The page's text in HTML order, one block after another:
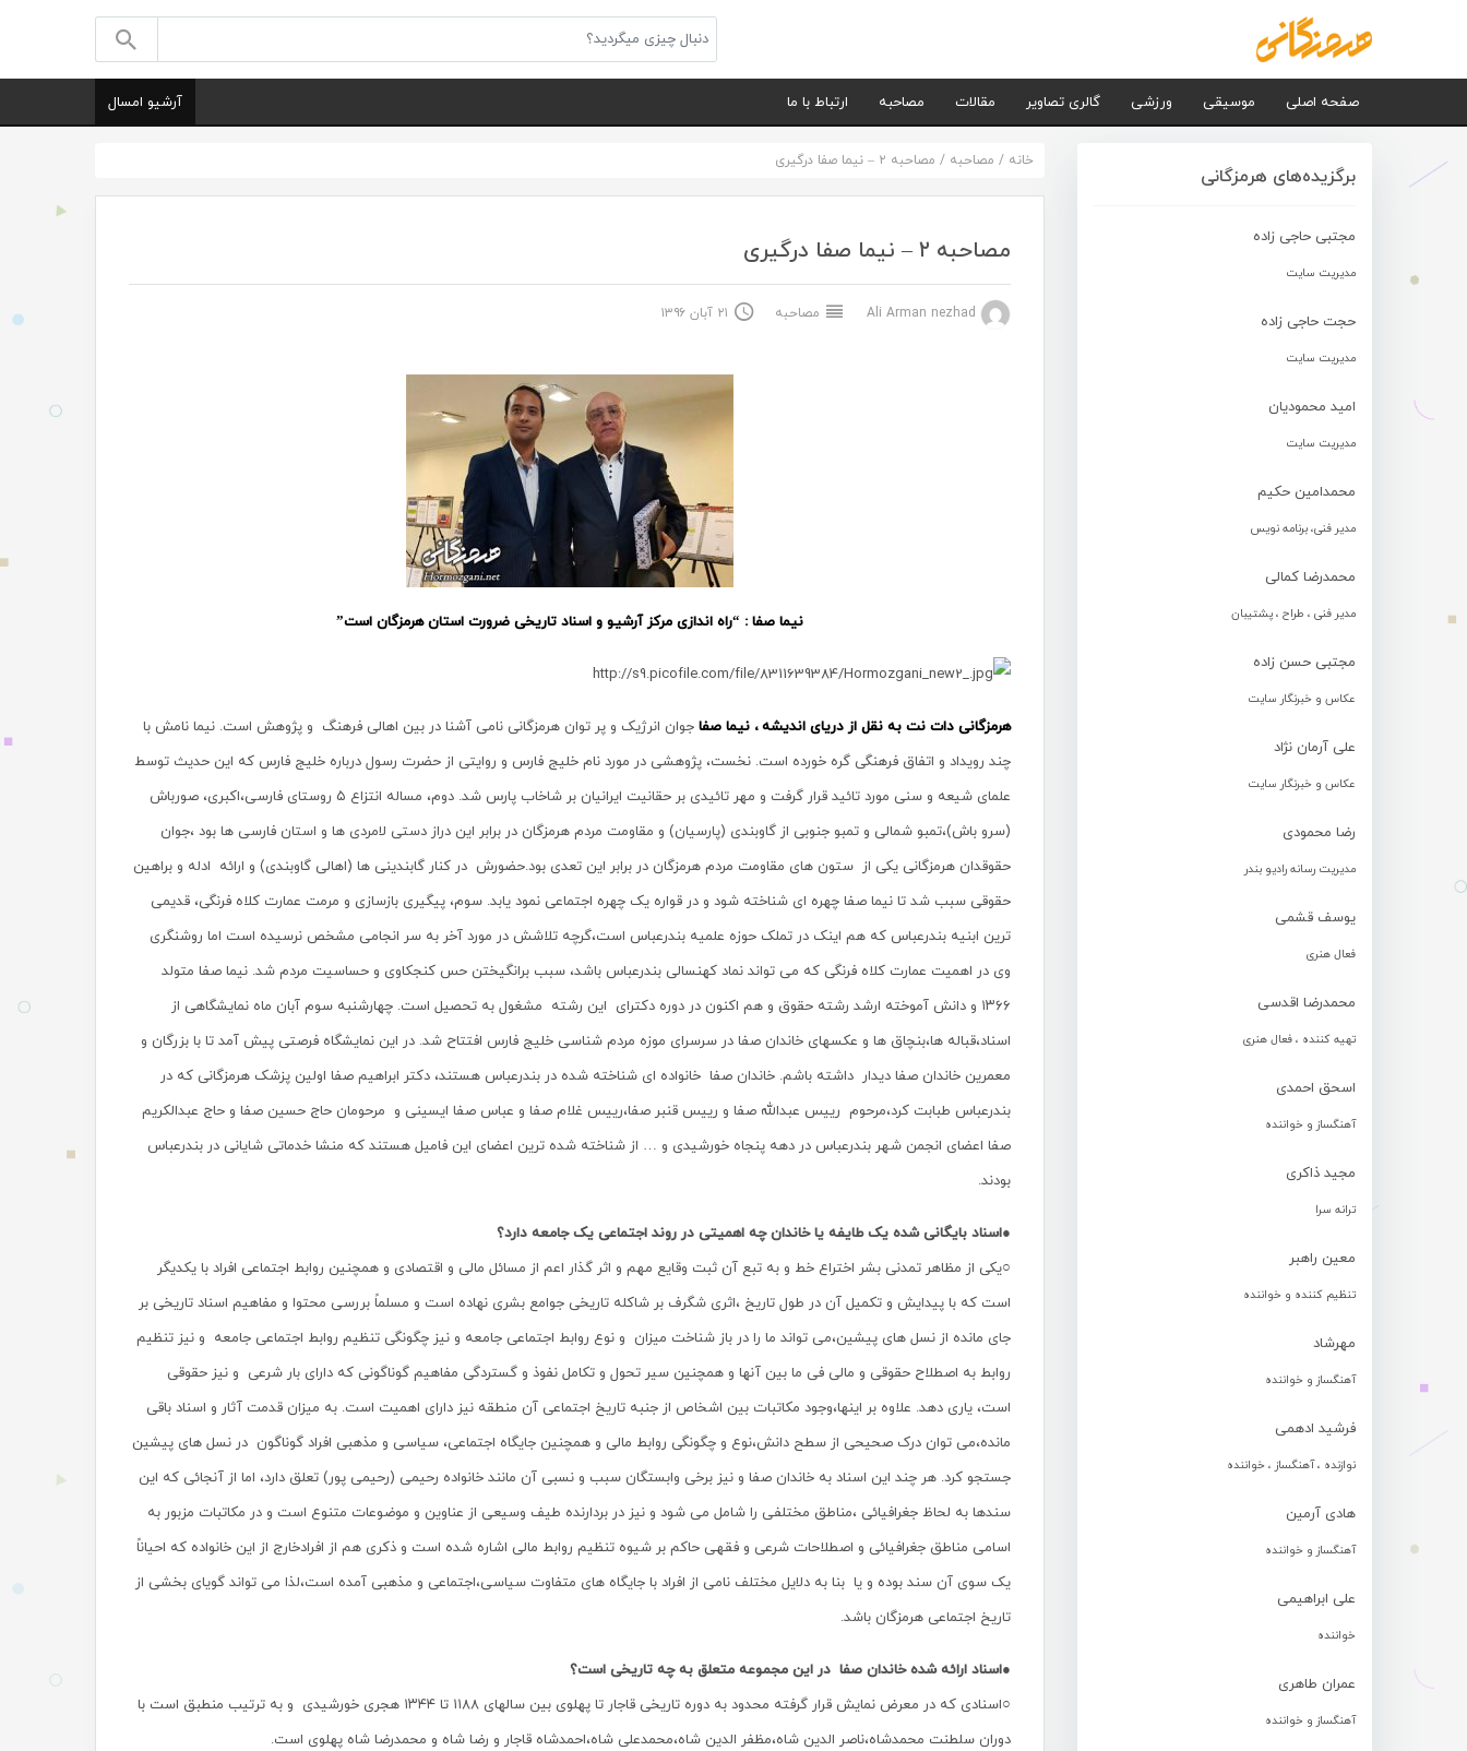
صفحه اصلی موسیقی ورزشی گالری تصاویر مقالات مصاحبه ارتباط با ما آرشیو امسال
برگزیده‌های هرمزگانی
مجتبی حاجی زاده
مدیریت سایت
حجت حاجی زاده
مدیریت سایت
امید محمودیان
مدیریت سایت
محمدامین حکیم
مدیر فنی، برنامه نویس
محمدرضا کمالی
مدیر فنی ، طراح ، پشتیبان
مجتبی حسن زاده
عکاس و خبرنگار سایت
علی آرمان نژاد
عکاس و خبرنگار سایت
رضا محمودی
مدیریت رسانه رادیو بندر
یوسف قشمی
فعال هنری
محمدرضا اقدسی
تهیه کننده ، فعال هنری
اسحق احمدی
آهنگساز و خواننده
مجید ذاکری
ترانه سرا
معین راهبر
تنظیم کننده و خواننده
مهرشاد
آهنگساز و خواننده
فرشید ادهمی
نوازنده ، آهنگساز ، خواننده
هادی آرمین
آهنگساز و خواننده
علی ابراهیمی
خواننده
عمران طاهری
آهنگساز و خواننده
خانه / مصاحبه / مصاحبه ۲ – نیما صفا درگیری
مصاحبه ۲ – نیما صفا درگیری
مصاحبه ۲۱ آبان ۱۳۹۶
نیما صفا : “راه اندازی مرکز آرشیو و اسناد تاریخی ضرورت استان هرمزگان است”
هرمزگانی دات نت به نقل از دریای اندیشه ، نیما صفا جوان انرژیک و پر توان هرمزگانی نامی آشنا در بین اهالی فرهنگ و پژوهش است. نیما نامش با
چند رویداد و اتفاق فرهنگی گره خورده است. نخست، پژوهشی در مورد نام خلیج فارس و روایتی از حضرت رسول درباره خلیج فارس که این حدیث توسط
علمای شیعه و سنی مورد تائید قرار گرفت و مهر تائیدی بر حقانیت ایرانیان بر شاخاب پارس شد. دوم، مساله انتزاع ۵ روستای فارسی،اکبری، صورباش
(سرو باش)،تمبو شمالی و تمبو جنوبی از گاوبندی (پارسیان) و مقاومت مردم هرمزگان در برابر این دراز دستی لامردی ها و استان فارسی ها بود ،جوان
حقوقدان هرمزگانی یکی از ستون های مقاومت مردم هرمزگان در برابر این تعدی بود.حضورش در کنار گابندینی ها (اهالی گاوبندی) و ارائه ادله و براهین
حقوقی سبب شد تا نیما صفا چهره ای شناخته شود و در قواره یک چهره اجتماعی نمود یابد. سوم، پیگیری بازسازی و مرمت عمارت کلاه فرنگی، قدیمی
ترین ابنیه بندرعباس که هم اینک در تملک حوزه علمیه بندرعباس است،گرچه تلاشش در مورد آخر به سر انجامی مشخص نرسیده است اما روشنگری
وی در اهمیت عمارت کلاه فرنگی که می تواند نماد کهنسالی بندرعباس باشد، سبب برانگیختن حس کنجکاوی و حساسیت مردم شد. نیما صفا متولد
۱۳۶۶ و دانش آموخته ارشد رشته حقوق و هم اکنون در دوره دکترای این رشته مشغول به تحصیل است. چهارشنبه سوم آبان ماه نمایشگاهی از
اسناد،قباله ها،بنچاق ها و عکسهای خاندان صفا در سرسرای موزه مردم شناسی خلیج فارس افتتاح شد. در این نمایشگاه فرصتی پیش آمد تا با بزرگان و
معمرین خاندان صفا دیدار داشته باشم. خاندان صفا خانواده ای شناخته شده در بندرعباس هستند، دکتر ابراهیم صفا اولین پزشک هرمزگانی که در
بندرعباس طبابت کرد،مرحوم رییس عبدالله صفا و رییس قنبر صفا،رییس غلام صفا و عباس صفا ایسینی و مرحومان حاج حسین صفا و حاج عبدالکریم
صفا اعضای انجمن شهر بندرعباس در دهه پنجاه خورشیدی و … از شناخته شده ترین اعضای این فامیل هستند که منشا خدماتی شایانی در بندرعباس
بودند.
●اسناد بایگانی شده یک طایفه یا خاندان چه اهمیتی در روند اجتماعی یک جامعه دارد؟
○یکی از مظاهر تمدنی بشر اختراع خط و به تبع آن ثبت وقایع مهم و اثر گذار اعم از مسائل مالی و اقتصادی و همچنین روابط اجتماعی افراد با یکدیگر
است که با پیدایش و تکمیل آن در طول تاریخ ،اثری شگرف بر شاکله تاریخی جوامع بشری نهاده است و مسلماً بررسی محتوا و مفاهیم اسناد تاریخی بر
جای مانده از نسل های پیشین،می تواند ما را در باز شناخت میزان و نوع روابط اجتماعی جامعه و نیز چگونگی تنظیم روابط اجتماعی جامعه و نیز تنظیم
روابط به اصطلاح حقوقی و مالی فی ما بین آنها و همچنین سیر تحول و تکامل نفوذ و گستردگی مفاهیم گوناگونی که دارای بار شرعی و نیز حقوقی
است، یاری دهد. علاوه بر اینها،وجود مکاتبات بین اشخاص از جنبه تاریخ اجتماعی آن منطقه نیز دارای اهمیت است. به میزان قدمت آثار و اسناد باقی
مانده،می توان درک صحیحی از سطح دانش،نوع و چگونگی روابط مالی و همچنین جایگاه اجتماعی، سیاسی و مذهبی افراد گوناگون در نسل های پیشین
جستجو کرد. هر چند این اسناد به خاندان صفا و نیز برخی وابستگان سبب و نسبی آن مانند خانواده رحیمی (رحیمی پور) تعلق دارد، اما از آنجائی که این
سندها به لحاظ جغرافیائی ،مناطق مختلفی را شامل می شود و نیز در بردارنده طیف وسیعی از عناوین و موضوعات متنوع است و در مکاتبات مزبور به
اسامی مناطق جغرافیائی و اصطلاحات شرعی و فقهی حاکم بر شیوه تنظیم روابط مالی اشاره شده است و ذکری هم از افرادخارج از این خانواده که احیاناً
یک سوی آن سند بوده و یا بنا به دلایل مختلف نامی از افراد با جایگاه های متفاوت سیاسی،اجتماعی و مذهبی آمده است،لذا می تواند گویای بخشی از
تاریخ اجتماعی هرمزگان باشد.
●اسناد ارائه شده خاندان صفا در این مجموعه متعلق به چه تاریخی است؟
○اسنادی که در معرض نمایش قرار گرفته محدود به دوره تاریخی قاجار تا پهلوی بین سالهای ۱۱۸۸ تا ۱۳۴۴ هجری خورشیدی و به ترتیب منطبق است با
دوران سلطنت محمدشاه،ناصر الدین شاه،مظفر الدین شاه،محمدعلی شاه،احمدشاه قاجار و رضا شاه و محمدرضا شاه پهلوی است.